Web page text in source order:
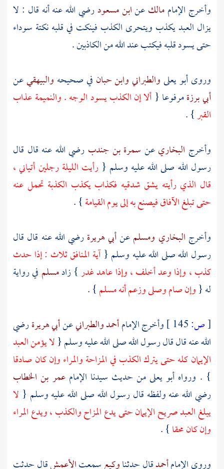
وأخرج الإماممالكعنابن مسعودرضي الله عنه أنه قال : لا
يزال العبد يكذب ويتحرى الكذب فينكت في قلبه نكتة سوداء
حتى يسود قلبه فيكتب عند الله من الكاذبين .
وروىأبو يعلىوالطبرانيوابن حبان في صحيحه والبيهقيعن
أبي برزةمرفوعا { ألا إن الكذب يسود الوجه . والنميمة عذاب
القبر} .
وأخرج البخاريعن سمرة بن جندب رضي الله عنه قال قال
رسول الله صلى الله عليه وسلم {رأيت الليلة رجلين أتياني ،
قال الذي رأيته يشق شدقيه فكذاب يكذب الكذبة تحمل عنه
حتى تبلغ الآفاق فيصنع به إلى يوم القيامة} .
وأخرج البخاري ومسلمعنأبي هريرةرضي الله عنه قال قال
رسول الله صلى الله عليه وسلم {آية المنافق ثلاث : إذا حدث
كذب ، وإذا وعد أخلف ، وإذا عاهد غدر} زادمسلم في رواية
له {وإن صام وصلى وزعم أنه مسلم} .
[ص: وأخرج الإمامأحمدوالطبرانيعنأبي هريرةرضي
الله عنه قال قال رسول الله صلى الله عليه وسلم {لا يؤمن العبد
الإيمان كله حتى يترك الكذب في المزاحة والمراء وإن كان صادقا
} . ورواه أبو يعلىمن حديث سيدنا الإمامعمر بن الخطاب
رضي الله عنه ولفظه قال رسول الله صلى الله عليه وسلم { لا
يبلغ العبد صريح الإيمان حتى يدع المزاح والكذب ، ويدع المراء
وإن كان محقا} .
وروى الإمامأحمدقال حدثناوكيعسمعتالأعمشقال حدثت